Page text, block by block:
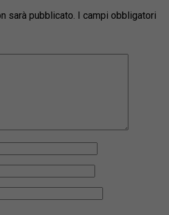
sarà pubblicato.
I campi obbligatori